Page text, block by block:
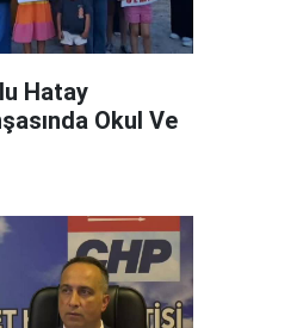
Hatay
Okul Ve